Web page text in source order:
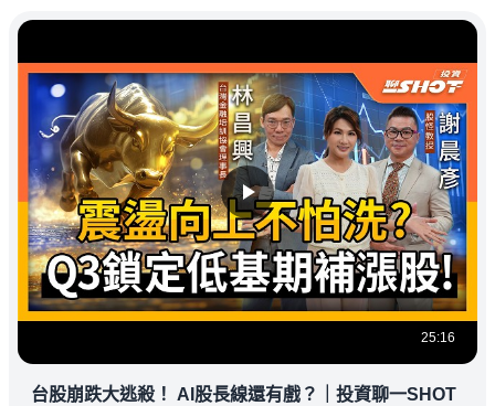
25:16
台股崩跌大逃殺！ AI股長線還有戲？｜投資聊一SHOT